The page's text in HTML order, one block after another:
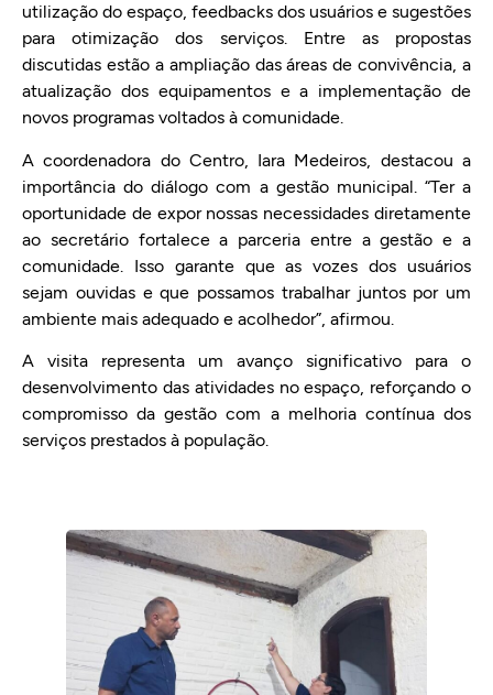
utilização do espaço, feedbacks dos usuários e sugestões
para otimização dos serviços. Entre as propostas
discutidas estão a ampliação das áreas de convivência, a
atualização dos equipamentos e a implementação de
novos programas voltados à comunidade.
A coordenadora do Centro, Iara Medeiros, destacou a
importância do diálogo com a gestão municipal. “Ter a
oportunidade de expor nossas necessidades diretamente
ao secretário fortalece a parceria entre a gestão e a
comunidade. Isso garante que as vozes dos usuários
sejam ouvidas e que possamos trabalhar juntos por um
ambiente mais adequado e acolhedor”, afirmou.
A visita representa um avanço significativo para o
desenvolvimento das atividades no espaço, reforçando o
compromisso da gestão com a melhoria contínua dos
serviços prestados à população.